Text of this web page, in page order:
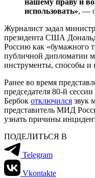
использовать», —
Журналист задал
президента США
Россию как «бумажного
публичной дипломатии
инструменты, способы и
Ранее во время
председателя 80-й
Бербок отключился звук
представитель МИД
узнать причины
ПОДЕЛИТЬСЯ В
Telegram
Vkontakte